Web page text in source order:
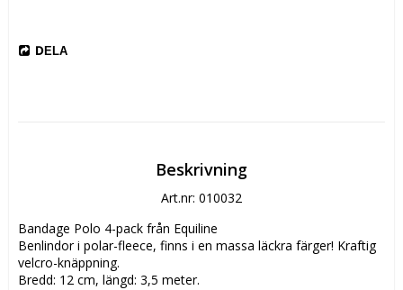
DELA
Beskrivning
Art.nr: 010032
Bandage Polo 4-pack från Equiline
Benlindor i polar-fleece, finns i en massa läckra färger! Kraftig
velcro-knäppning.
Bredd: 12 cm, längd: 3,5 meter.